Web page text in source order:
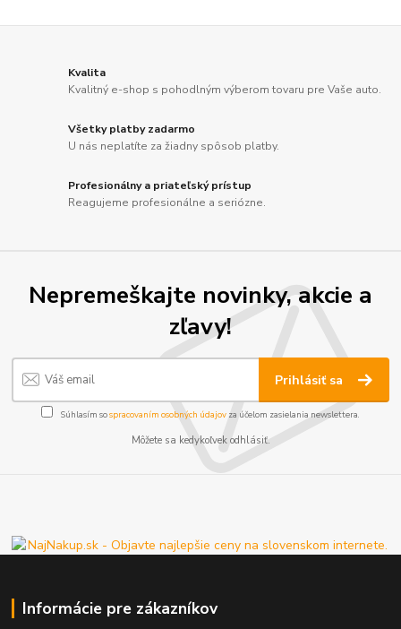
Kvalita
Kvalitný e-shop s pohodlným výberom tovaru pre Vaše auto.
Všetky platby zadarmo
U nás neplatíte za žiadny spôsob platby.
Profesionálny a priateľský prístup
Reagujeme profesionálne a seriózne.
Nepremeškajte novinky, akcie a
zľavy!
Prihlásiť sa
Súhlasím sospracovaním osobných údajov za účelom zasielania newslettera.
Môžete sa kedykoľvek odhlásiť.
Informácie pre zákazníkov